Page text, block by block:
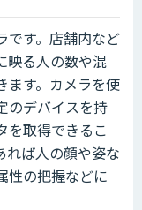
です。店舗内など
映る人の数や混
ます。カメラを使
のデバイスを持
を取得できるこ
れば人の顔や姿な
性の把握などに